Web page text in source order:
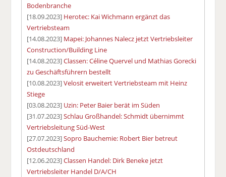
Bodenbranche
[18.09.2023] Herotec: Kai Wichmann ergänzt das
Vertriebsteam
[14.08.2023] Mapei: Johannes Nalecz jetzt Vertriebsleiter
Construction/Building Line
[14.08.2023]Classen: Céline Quervel und Mathias Gorecki
zu Geschäftsführern bestellt
[10.08.2023]Velosit erweitert Vertriebsteam mit Heinz
Stiege
[03.08.2023] Uzin: Peter Baier berät im Süden
[31.07.2023]Schlau Großhandel: Schmidt übernimmt
Vertriebsleitung Süd-West
[27.07.2023]Sopro Bauchemie: Robert Bier betreut
Ostdeutschland
[12.06.2023]Classen Handel: Dirk Beneke jetzt
Vertriebsleiter Handel D/A/CH